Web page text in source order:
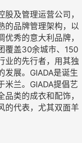
及管理运营公司，
的品牌管理架构，以
秀的意大利品牌，
覆盖30余城市、150
业的先行者，用其独
展。 GIADA是诞生
米兰。GIADA提倡艺
类的成衣和配饰，
的代表，尤其双面羊